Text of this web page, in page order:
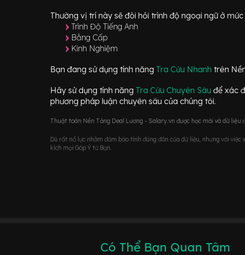
Thường vị trí này sẽ đòi hỏi trình độ ngoại ngữ ở mức
Trình Độ Tiếng Anh
Bằng Cấp
Kinh Nghiệm
Bạn đang sử dụng tính năng Tra Cứu Nhanh trên
Hãy sử dụng tính năng Tra Cứu Chuyên Sâu để xác
phương pháp luận chuyên sâu của chúng tôi.
Thuật toán Nền Tảng Deal Lương - Salary.vn được học mới và dữ
Dù rất nổ lực nhằm đảm bảo tính đúng đắn của dữ liệu, nhưng với
kích mọi Góp Ý từ Bạn.
Có Thể Bạn Quan Tâm